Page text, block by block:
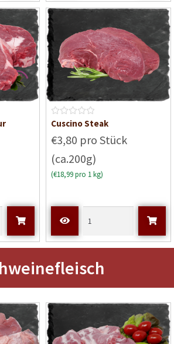
t
0
o
5
B
w
e
r
t
t
v
5
Cuscino Steak
€3,80 pro Stück
(ca.200g)
(€18,99 pro 1 kg)